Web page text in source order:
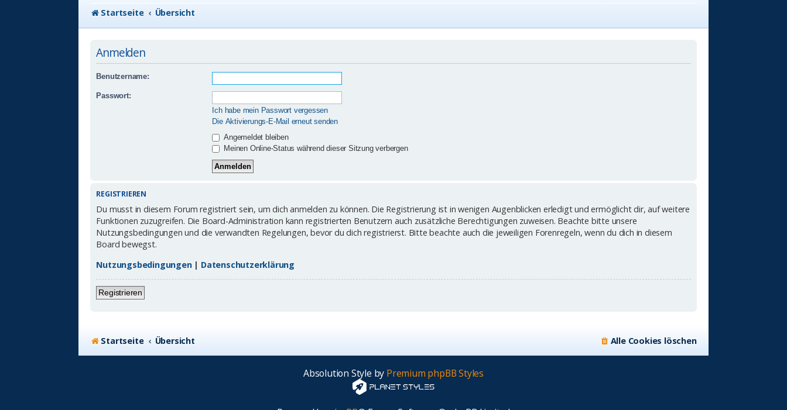
Startseite
Übersicht
Anmelden
Benutzername:
Passwort:
Ich habe mein Passwort vergessen
Die Aktivierungs-E-Mail erneut senden
Angemeldet bleiben
Meinen Online-Status während dieser Sitzung verbergen
REGISTRIEREN
Du musst in diesem Forum registriert sein, um dich anmelden zu können. Die Registrierung ist in wenigen Augenblicken erledigt und ermöglicht dir, auf weitere
Funktionen zuzugreifen. Die Board-Administration kann registrierten Benutzern auch zusätzliche Berechtigungen zuweisen. Beachte bitte unsere
Nutzungsbedingungen und die verwandten Regelungen, bevor du dich registrierst. Bitte beachte auch die jeweiligen Forenregeln, wenn du dich in diesem
Board bewegst.
Nutzungsbedingungen| Datenschutzerklärung
Registrieren
Startseite Übersicht Alle Cookies löschen
Absolution Style by Premium phpBB Styles